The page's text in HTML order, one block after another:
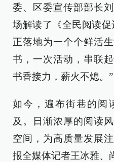
委、区委宣传部部长
场解读了《全民阅读促
正落地为一个个鲜活
书，一次活动，串联
书香接力，薪火不熄。”
如今，遍布街巷的阅
及。日渐浓厚的阅读
空间，为高质量发展
报全媒体记者王冰雅、